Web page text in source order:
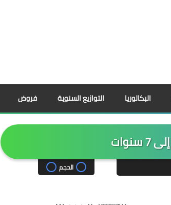
البكالوريا التوازيع السنوية فروض
الحجم